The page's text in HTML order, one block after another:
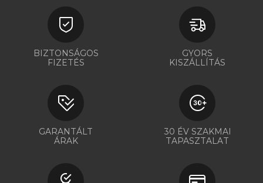
BIZTONSÁGOS
FIZETÉS
GYORS
KISZÁLLÍTÁS
GARANTÁLT
ÁRAK
30 ÉV SZAKMAI
TAPASZTALAT